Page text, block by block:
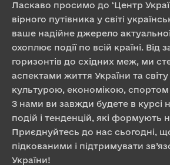
Ласкаво просимо до ‘Центр
вірного путівника у світі
ваше надійне джерело
охоплює події по всій країні. Від
горизонтів до східних меж, ми
аспектами життя України та
культурою, економікою, спортом
З нами ви завжди будете в курсі
подій і тенденцій, які формують
Приєднуйтесь до нас сьогодні,
підкованими і підтримувати
України!